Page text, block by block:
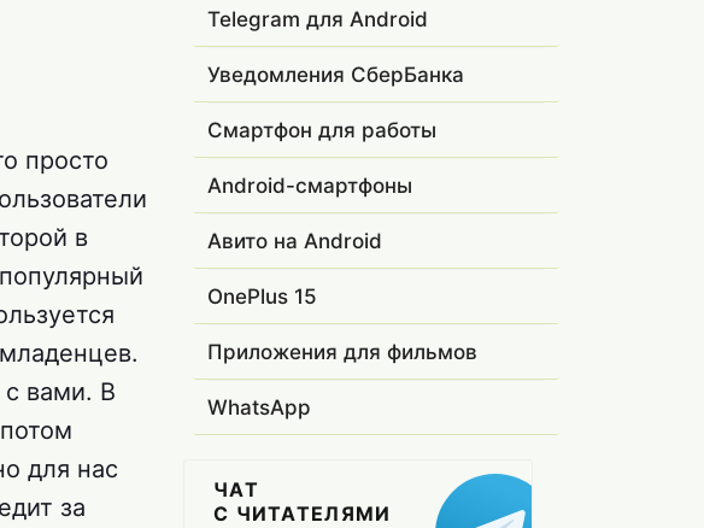
просто
в
с вами. В
для нас
за
Telegram для Android
Уведомления СберБанка
Смартфон для работы
Android-смартфоны
Авито на Android
OnePlus 15
Приложения для фильмов
WhatsApp
ЧАТ
С ЧИТАТЕЛЯМИ